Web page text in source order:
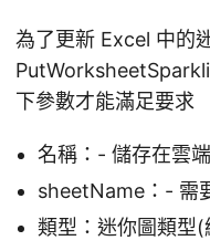
為了更新 Excel 中的
下參數才能滿足要求
名稱：- 儲存在雲
sheetName：- 需
類型：迷你圖類型